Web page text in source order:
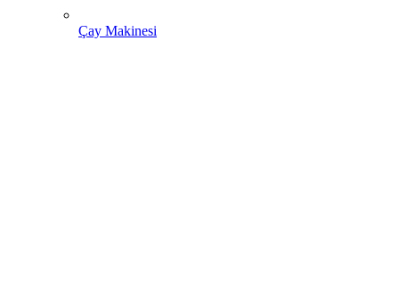
Çay Makinesi